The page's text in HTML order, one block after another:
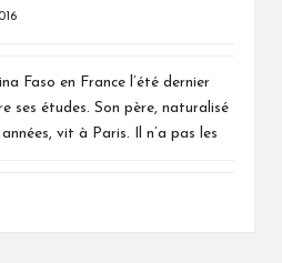
Faso en France l’été dernier
ses études. Son père, naturalisé
vit à Paris. Il n’a pas les